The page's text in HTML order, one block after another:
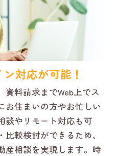
対応が可能！
料請求までWeb上でス
お住まいの方やお忙しい
談やリモート対応も可
較検討ができるため、
産相談を実現します。時